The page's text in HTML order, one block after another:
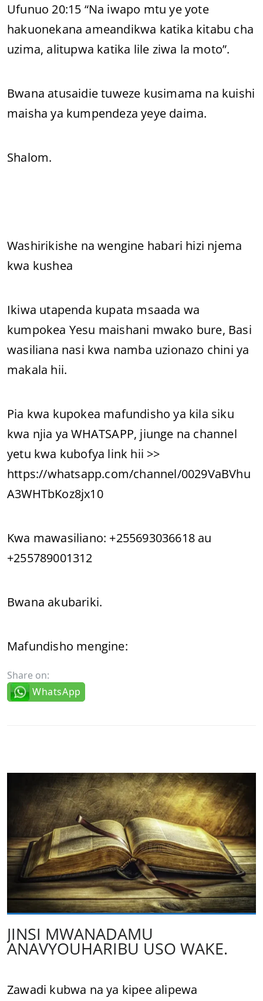
Ufunuo 20:15 “Na iwapo mtu ye yote
hakuonekana ameandikwa katika kitabu cha
uzima, alitupwa katika lile ziwa la moto”.
Bwana atusaidie tuweze kusimama na kuishi
maisha ya kumpendeza yeye daima.
Shalom.
Washirikishe na wengine habari hizi njema
kwa kushea
Ikiwa utapenda kupata msaada wa
kumpokea Yesu maishani mwako bure, Basi
wasiliana nasi kwa namba uzionazo chini ya
makala hii.
Pia kwa kupokea mafundisho ya kila siku
kwa njia ya WHATSAPP, jiunge na channel
yetu kwa kubofya link hii >>
https://whatsapp.com/channel/0029VaBVhu
A3WHTbKoz8jx10
Kwa mawasiliano: +255693036618 au
+255789001312
Bwana akubariki.
Mafundisho mengine:
Share on:
WhatsApp
JINSI MWANADAMU
ANAVYOUHARIBU USO WAKE.
Zawadi kubwa na ya kipee alipewa